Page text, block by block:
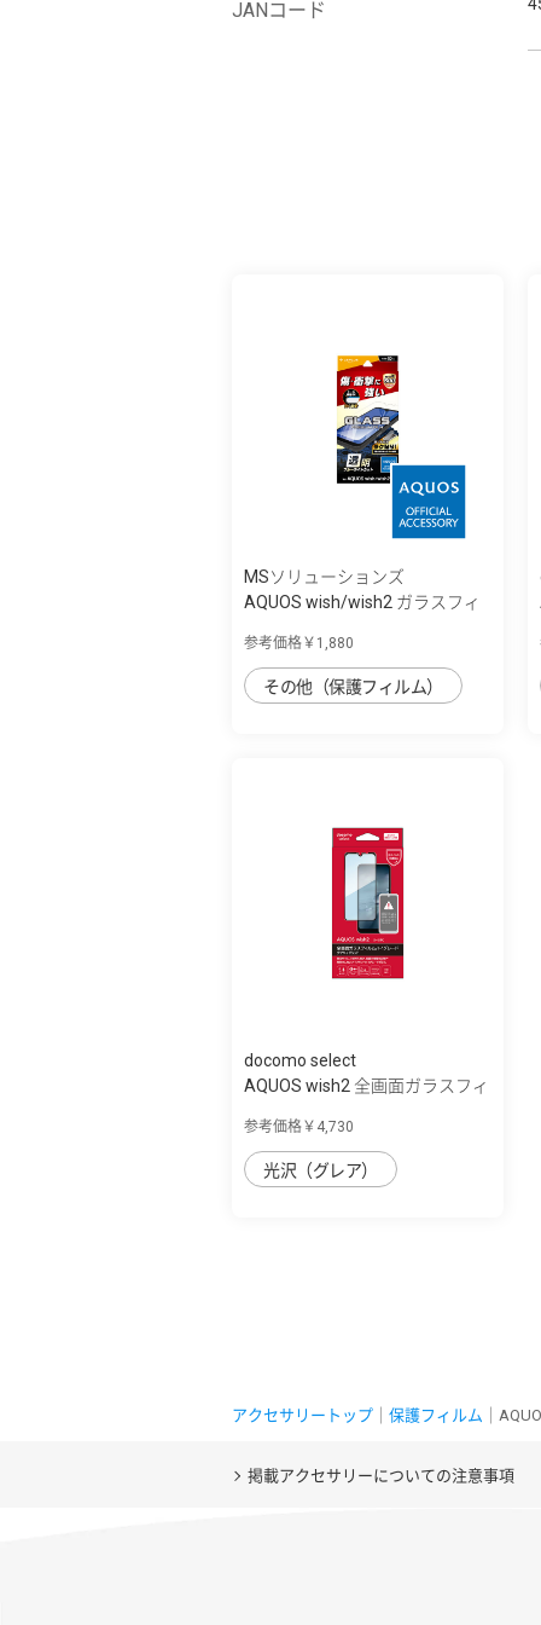
JANコード
MSソリューションズ
AQUOS wish/wish2 ガラスフィ
参考価格￥1,880
その他（保護フィルム）
docomo select
AQUOS wish2 全画面ガラスフィ
参考価格￥4,730
光沢（グレア）
アクセサリートップ 保護フィルム ｜
掲載アクセサリーについての注意事項